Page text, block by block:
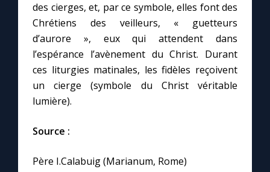
des cierges, et, par ce symbole, elles font des
Chrétiens des veilleurs, « guetteurs
d’aurore », eux qui attendent dans
l’espérance l’avènement du Christ. Durant
ces liturgies matinales, les fidèles reçoivent
un cierge (symbole du Christ véritable
lumière).
Source :
Père I.Calabuig (Marianum, Rome)